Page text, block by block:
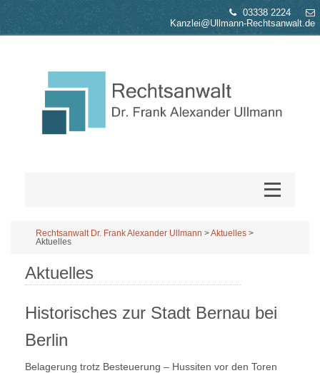
03338 2224
Kanzlei@Ullmann-Rechtsanwalt.de
Rechtsanwalt Dr. Frank Alexander Ullmann >Aktuelles >
Aktuelles
Aktuelles
Historisches zur Stadt Bernau bei
Berlin
Belagerung trotz Besteuerung – Hussiten vor den Toren